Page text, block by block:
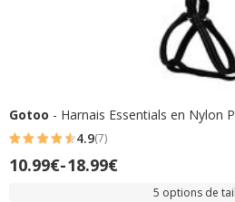
Gotoo - Harnais Essentials en Nylon
4.9
étoiles
4.9(7)
Prix
10.99€-18.99€
5 options de